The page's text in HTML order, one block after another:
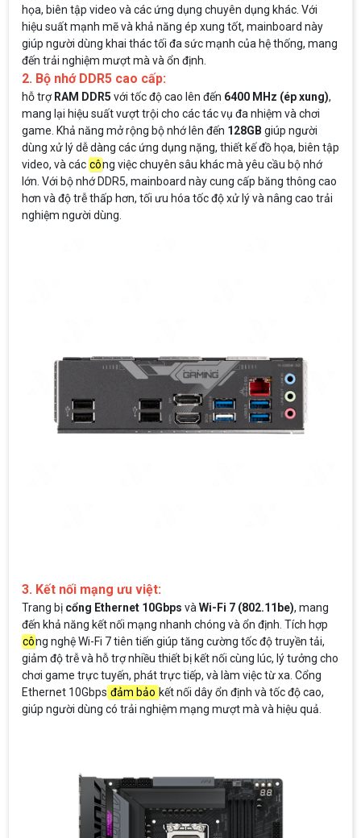
họa, biên tập video và các ứng dụng chuyên dụng khác. Với
hiệu suất mạnh mẽ và khả năng ép xung tốt, mainboard này
giúp người dùng khai thác tối đa sức mạnh của hệ thống, mang
đến trải nghiệm mượt mà và ổn định.
2. Bộ nhớ DDR5 cao cấp:
hỗ trợRAM DDR5 với tốc độ cao lên đến 6400 MHz (ép xung),
mang lại hiệu suất vượt trội cho các tác vụ đa nhiệm và chơi
game. Khả năng mở rộng bộ nhớ lên đến 128GB giúp người
dùng xử lý dễ dàng các ứng dụng nặng, thiết kế đồ họa, biên tập
video, và các công việc chuyên sâu khác mà yêu cầu bộ nhớ
lớn. Với bộ nhớ DDR5, mainboard này cung cấp băng thông cao
hơn và độ trễ thấp hơn, tối ưu hóa tốc độ xử lý và nâng cao trải
nghiệm người dùng.
3. Kết nối mạng ưu việt:
Trang bị cổng Ethernet 10Gbps và Wi-Fi 7 (802.11be), mang
đến khả năng kết nối mạng nhanh chóng và ổn định. Tích hợp
công nghệ Wi-Fi 7 tiên tiến giúp tăng cường tốc độ truyền tải,
giảm độ trễ và hỗ trợ nhiều thiết bị kết nối cùng lúc, lý tưởng cho
chơi game trực tuyến, phát trực tiếp, và làm việc từ xa. Cổng
Ethernet 10Gbps đảm bảo kết nối dây ổn định và tốc độ cao,
giúp người dùng có trải nghiệm mạng mượt mà và hiệu quả.